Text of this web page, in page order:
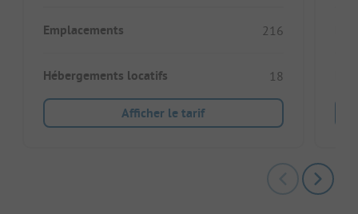
Emplacements 216
Hébergements locatifs 18
Afficher le tarif